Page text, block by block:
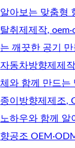
알아보는 맞춤형
탈취제제작,
는 깨끗한 공기
자동차방향제제
체와 함께 만드는
종이방향제제조,
노하우와 함께 알
향공조